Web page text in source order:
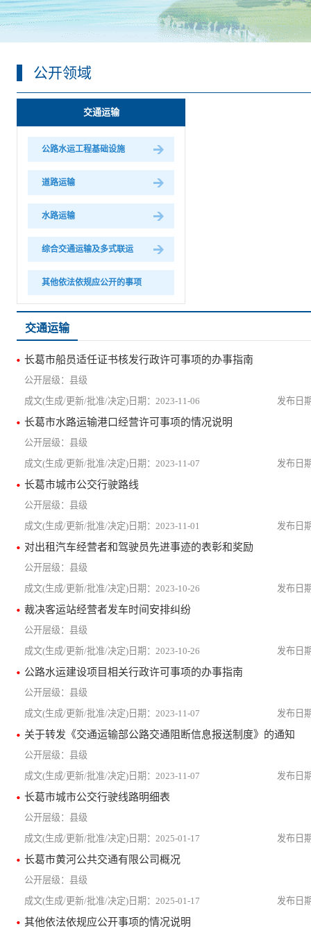
公开领域
交通运输
公路水运工程基础设施
道路运输
水路运输
综合交通运输及多式联运
其他依法依规应公开的事项
交通运输
长葛市船员适任证书核发行政许可事项的办事指南
县级
2023-11-06
长葛市水路运输港口经营许可事项的情况说明
县级
2023-11-07
长葛市城市公交行驶路线
县级
2023-11-01
对出租汽车经营者和驾驶员先进事迹的表彰和奖励
县级
2023-10-26
裁决客运站经营者发车时间安排纠纷
县级
2023-10-26
公路水运建设项目相关行政许可事项的办事指南
县级
2023-11-07
关于转发《交通运输部公路交通阻断信息报送制度》的通知
县级
2023-11-07
长葛市城市公交行驶线路明细表
县级
2025-01-17
长葛市黄河公共交通有限公司概况
县级
2025-01-17
其他依法依规应公开事项的情况说明